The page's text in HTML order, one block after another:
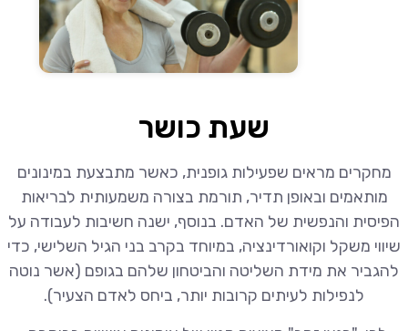
שעת כושר
מחקרים מראים שפעילות גופנית, כאשר מתבצעת במינונים
מותאמים ובאופן תדיר, תורמת בצורה משמעותית לבריאות
הפיסית והנפשית של האדם. בנוסף, ישנה חשיבות לעבודה על
שיווי משקל וקואורדינציה, במיוחד בקרב בני הגיל השלישי, כדי
להגביר את מידת השליטה והביטחון שלהם בגופם (אשר נוטה
לנפילות לעיתים קרובות יותר, ביחס לאדם הצעיר).